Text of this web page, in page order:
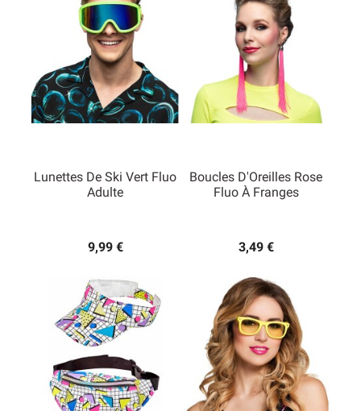
(1 avis)
Lunettes De Ski Vert Fluo
Adulte
9,99 €
Boucles D'Oreilles Rose
Fluo À Franges
3,49 €